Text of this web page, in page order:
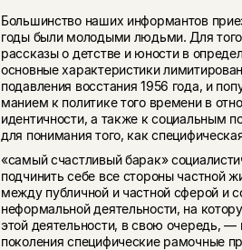
Большинство наших информантов
годы были молодыми людьми. Для
рассказы о детстве и юности в
основные характеристики
подавления вос­стания 1956 года, и
манием к политике того времени в
идентичности, а также к социальным
для понимания того, как
«самый счастливый барак»
подчинить себе все стороны частной
между публичной и частной сферой и
неформальной деятельности, на
этой деятельности, в свою очередь,
поколения специфические рамочные